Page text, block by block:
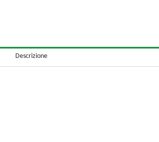
Descrizione